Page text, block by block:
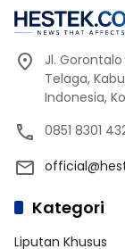
Jl.
Telaga,
Indonesia,
0851 8301
Kategori
Liputan Khusus